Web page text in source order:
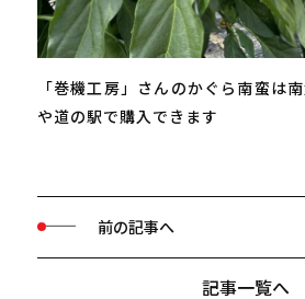
「巻機工房」さんのかぐら南蛮は
や道の駅で購入できます
前の記事へ
記事一覧へ